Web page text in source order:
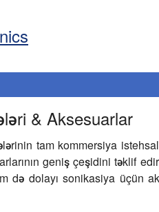
& Aksesuarlar
tam kommersiya
geniş çeşidini təklif
də dolayı sonikasiya üçün